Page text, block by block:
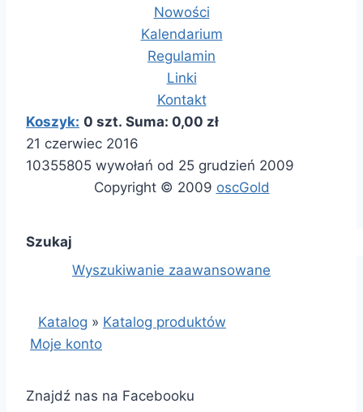
Nowości
Kalendarium
Regulamin
Linki
Kontakt
Koszyk: 0 szt. Suma: 0,00 zł
21 czerwiec 2016
10355805 wywołań od 25 grudzień 2009
Copyright © 2009 oscGold
Szukaj
Wyszukiwanie zaawansowane
Katalog » Katalog produktów
Moje konto
Znajdź nas na Facebooku